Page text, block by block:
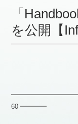
「
を公開【
60 ━━━━